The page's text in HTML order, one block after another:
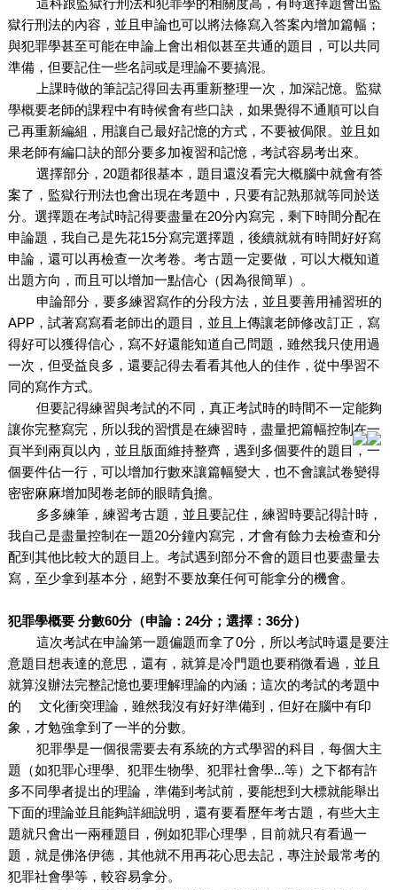
這科跟監獄行刑法和犯罪學的相關度高，有時選擇題會出監
獄行刑法的內容，並且申論也可以將法條寫入答案內增加篇幅；
與犯罪學甚至可能在申論上會出相似甚至共通的題目，可以共同
準備，但要記住一些名詞或是理論不要搞混。
上課時做的筆記記得回去再重新整理一次，加深記憶。 監獄
學概要老師的課程中有時候會有些口訣，如果覺得不通順可以自
己再重新編組，用讓自己最好記憶的方式，不要被侷限。並且如
果老師有編口訣的部分要多加複習和記憶，考試容易考出來。
選擇部分，20題都很基本，題目還沒看完大概腦中就會有答
案了，監獄行刑法也會出現在考題中，只要有記熟那就等同於送
分。選擇題在考試時記得要盡量在20分內寫完，剩下時間分配在
申論題，我自己是先花15分寫完選擇題，後續就就有時間好好寫
申論，還可以再檢查一次考卷。考古題一定要做，可以大概知道
出題方向，而且可以增加一點信心（因為很簡單）。
申論部分，要多練習寫作的分段方法，並且要善用補習班的
APP，試著寫寫看老師出的題目，並且上傳讓老師修改訂正，寫
得好可以獲得信心，寫不好還能知道自己問題，雖然我只使用過
一次，但受益良多，還要記得去看看其他人的佳作，從中學習不
同的寫作方式。
但要記得練習與考試的不同，真正考試時的時間不一定能夠
讓你完整寫完，所以我的習慣是在練習時，盡量把篇幅控制在一
頁半到兩頁以內，並且版面維持整齊，遇到多個要件的題目，一
個要件佔一行，可以增加行數來讓篇幅變大，也不會讓試卷變得
密密麻麻增加閱卷老師的眼睛負擔。
多多練筆，練習考古題，並且要記住，練習時要記得計時，
我自己是盡量控制在一題20分鐘內寫完，才會有餘力去檢查和分
配到其他比較大的題目上。考試遇到部分不會的題目也要盡量去
寫，至少拿到基本分，絕對不要放棄任何可能拿分的機會。
犯罪學概要 分數60分（申論：24分；選擇：36分）
這次考試在申論第一題偏題而拿了0分，所以考試時還是要注
意題目想表達的意思，還有，就算是冷門題也要稍微看過，並且
就算沒辦法完整記憶也要理解理論的內涵；這次的考試的考題中
的 文化衝突理論，雖然我沒有好好準備到，但好在腦中有印
象，才勉強拿到了一半的分數。
犯罪學是一個很需要去有系統的方式學習的科目，每個大主
題（如犯罪心理學、犯罪生物學、犯罪社會學...等）之下都有許
多不同學者提出的理論，準備到考試前，要能想到大標就能舉出
下面的理論並且能夠詳細說明，還有要看歷年考古題，有些大主
題就只會出一兩種題目，例如犯罪心理學，目前就只有看過一
題，就是佛洛伊德，其他就不用再花心思去記，專注於最常考的
犯罪社會學等，較容易拿分。